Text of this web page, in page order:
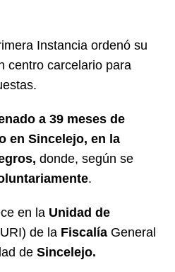
Instancia ordenó su
centro carcelario para
a 39 meses de
en Sincelejo, en la
donde, según se
.
en la Unidad de
de la Fiscalía General
de Sincelejo.